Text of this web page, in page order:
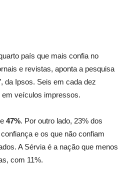
país que mais confia no
e revistas, aponta a pesquisa
da Ipsos. Seis em cada dez
veículos impressos.
47%. Por outro lado, 23% dos
e os que não confiam
A Sérvia é a nação que menos
com 11%.